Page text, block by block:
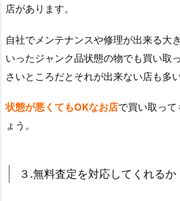
店があります。
自社でメンテナンスや修理が出来る大
いったジャンク品状態の物でも買い取
さいところだとそれが出来ない店も多い
状態が悪くてもOKなお店で買い取っ
ょう。
３.無料査定を対応してくれるか